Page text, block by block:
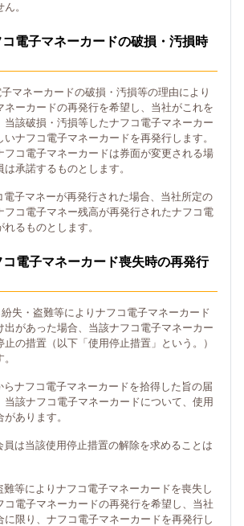
。
電子マネーカードの破損・汚損時
マネーカードの破損・汚損等の理由により
ネーカードの再発行を希望し、当社がこれを
当該破損・汚損等したナフコ電子マネーカー
いナフコ電子マネーカードを再発行します。
フコ電子マネーカードは券面が変更される場
承諾するものとします。
電子マネーが再発行された場合、当社所定の
フコ電子マネー残高が再発行されたナフコ電
るものとします。
電子マネーカード喪失時の再発行
失・盗難等によりナフコ電子マネーカード
出があった場合、当該ナフコ電子マネーカー
止の措置（以下「使用停止措置」という。）
ナフコ電子マネーカードを拾得した旨の届
当該ナフコ電子マネーカードについて、使用
あります。
は当該使用停止措置の解除を求めることは
等によりナフコ電子マネーカードを喪失し
コ電子マネーカードの再発行を希望し、当社
に限り、ナフコ電子マネーカードを再発行し